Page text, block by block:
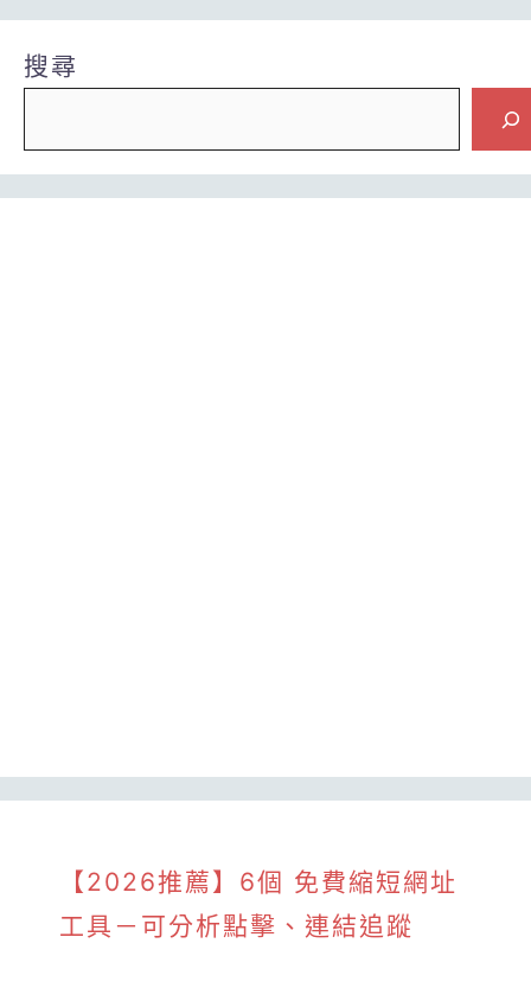
搜尋
【2026推薦】6個 免費縮短網址
工具－可分析點擊、連結追蹤